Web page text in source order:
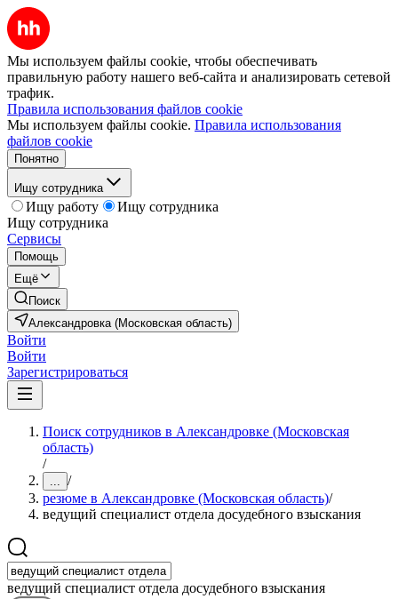
Мы используем файлы cookie, чтобы обеспечивать
правильную работу нашего веб-сайта и анализировать сетевой
трафик.
Правила использования файлов cookie
Мы используем файлы cookie. Правила использования
файлов cookie
Понятно
Ищу сотрудника
Ищу работу
Ищу сотрудника
Ищу сотрудника
Сервисы
Помощь
Ещё
Поиск
Александровка (Московская область)
Войти
Войти
Зарегистрироваться
Поиск сотрудников в Александровке (Московская
область)
/
... /
резюме в Александровке (Московская область)/
ведущий специалист отдела досудебного взыскания
ведущий специалист отдела досудебного взыскания